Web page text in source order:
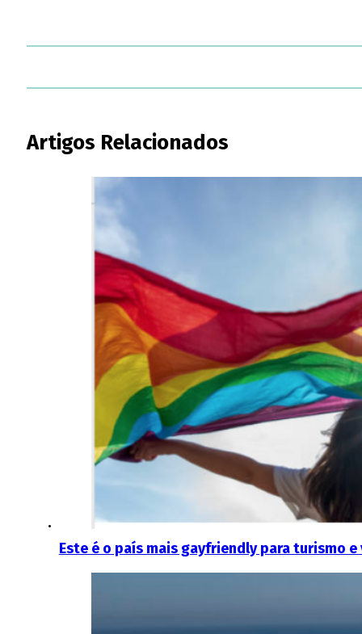
Artigos Relacionados
Este é o país mais gayfriendly para turismo e